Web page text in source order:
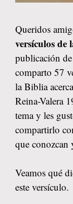
Queridos
versículos de
publicación
comparto 57
la Biblia
Reina-Valera
tema y les
compartirlo
que
Veamos qué
este versículo.